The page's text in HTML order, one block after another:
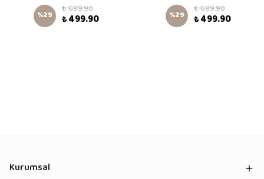
%29 ₺ 699.90
₺ 499.90 %29 ₺ 699.90
₺ 499.90
Kurumsal